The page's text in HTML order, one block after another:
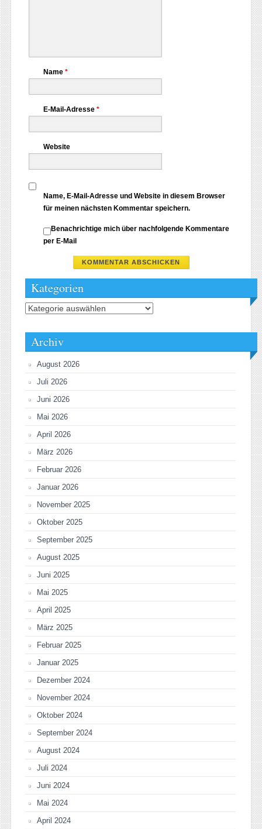
Name *
E-Mail-Adresse *
Website
Name, E-Mail-Adresse und Website in diesem Browser
für meinen nächsten Kommentar speichern.
Benachrichtige mich über nachfolgende Kommentare
per E-Mail
Kategorien
Kategorien
Archiv
August 2026
Juli 2026
Juni 2026
Mai 2026
April 2026
März 2026
Februar 2026
Januar 2026
November 2025
Oktober 2025
September 2025
August 2025
Juni 2025
Mai 2025
April 2025
März 2025
Februar 2025
Januar 2025
Dezember 2024
November 2024
Oktober 2024
September 2024
August 2024
Juli 2024
Juni 2024
Mai 2024
April 2024